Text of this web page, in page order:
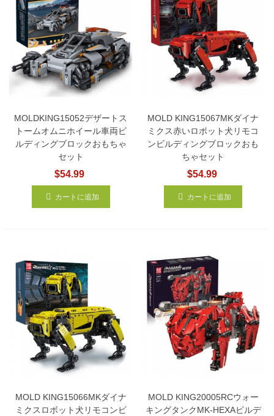
MOLDKING15052デザートス
トームオムニホイール車両ビ
ルディングブロックおもちゃ
セット
$54.99
カートに追加
MOLD KING15067MKダイナ
ミクス赤いロボット犬リモコ
ンビルディングブロックおも
ちゃセット
$54.99
カートに追加
MOLD KING15066MKダイナ
ミクスロボット犬リモコンビ
MOLD KING20005RCウォー
キングタンクMK-HEXAビルデ